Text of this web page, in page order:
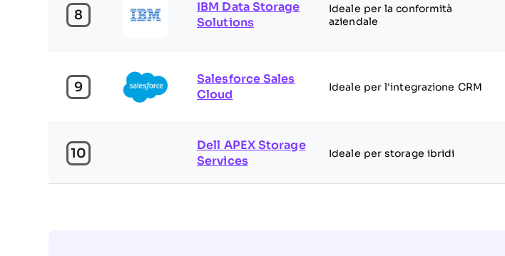
8
IBM Data Storage
Solutions
Ideale per la conformità
aziendale
9
Salesforce Sales
Cloud
Ideale per l'integrazione CRM
10
Dell APEX Storage
Services
Ideale per storage ibridi